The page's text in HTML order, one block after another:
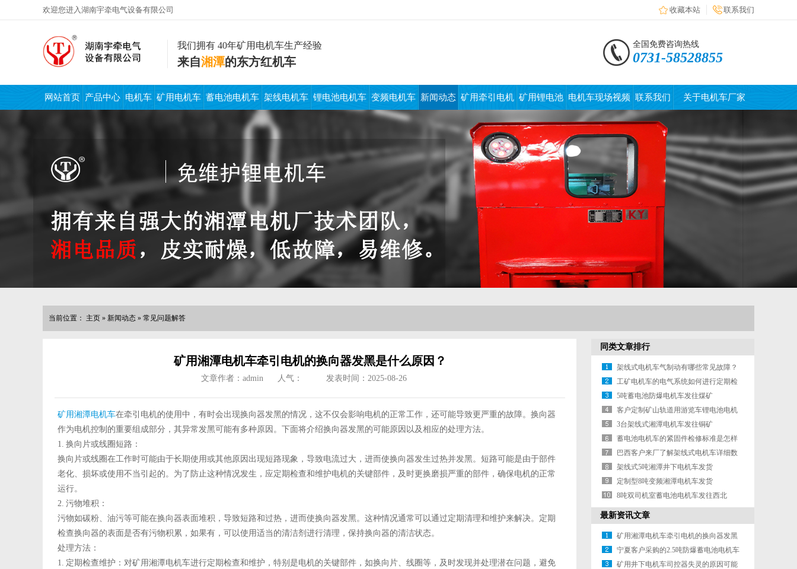
欢迎您进入湖南宇牵电气设备有限公司 收藏本站 联系我们
我们拥有 40年矿用电机车生产经验
来自湘潭的东方红机车
全国免费咨询热线
0731-58528855
网站首页 产品中心 电机车 矿用电机车 蓄电池电机车 架线电机车 锂电池电机车 变频电机车 新闻动态 矿用牵引电机 矿用锂电池 电机车现场视频 联系我们 关于电机车厂家
当前位置： 主页 » 新闻动态 » 常见问题解答
矿用湘潭电机车牵引电机的换向器发黑是什么原因？
文章作者：admin 人气： 发表时间：2025-08-26
矿用湘潭电机车在牵引电机的使用中，有时会出现换向器发黑的情况，这不仅会影响电机的正常工作，还可能导致更严重的故障。换向器
作为电机控制的重要组成部分，其异常发黑可能有多种原因。下面将介绍换向器发黑的可能原因以及相应的处理方法。
1. 换向片或线圈短路：
换向片或线圈在工作时可能由于长期使用或其他原因出现短路现象，导致电流过大，进而使换向器发生过热并发黑。短路可能是由于部件
老化、损坏或使用不当引起的。为了防止这种情况发生，应定期检查和维护电机的关键部件，及时更换磨损严重的部件，确保电机的正常
运行。
2. 污物堆积：
污物如碳粉、油污等可能在换向器表面堆积，导致短路和过热，进而使换向器发黑。这种情况通常可以通过定期清理和维护来解决。定期
检查换向器的表面是否有污物积累，如果有，可以使用适当的清洁剂进行清理，保持换向器的清洁状态。
处理方法：
1. 定期检查维护：对矿用湘潭电机车进行定期检查和维护，特别是电机的关键部件，如换向片、线圈等，及时发现并处理潜在问题，避免
同类文章排行
架线式电机车气制动有哪些常见故障？
工矿电机车的电气系统如何进行定期检
查和维护？
5吨蓄电池防爆电机车发往煤矿
客户定制矿山轨道用游览车锂电池电机
车
3台架线式湘潭电机车发往铜矿
蓄电池电机车的紧固件检修标准是怎样
的？
巴西客户来厂了解架线式电机车详细数
据
架线式5吨湘潭井下电机车发货
定制型8吨变频湘潭电机车发货
8吨双司机室蓄电池电机车发往西北
最新资讯文章
矿用湘潭电机车牵引电机的换向器发黑
是什么原因？
宁夏客户采购的2.5吨防爆蓄电池电机车
装车发货
矿用井下电机车司控器失灵的原因可能